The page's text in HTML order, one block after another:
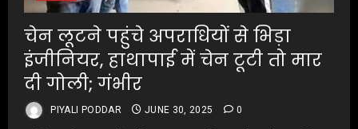
चेन लूटने पहुंचे अपराधियों से भिड़ा
इंजीनियर, हाथापाई में चेन टूटी तो मार
दी गोली; गंभीर
PIYALI PODDAR JUNE 30, 2025 0